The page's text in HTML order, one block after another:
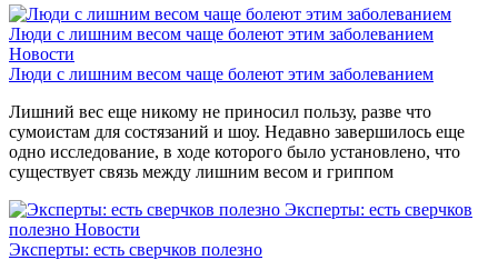
Люди с лишним весом чаще болеют этим заболеванием
Новости
Люди с лишним весом чаще болеют этим заболеванием
Лишний вес еще никому не приносил пользу, разве что
сумоистам для состязаний и шоу. Недавно завершилось еще
одно исследование, в ходе которого было установлено, что
существует связь между лишним весом и гриппом
Эксперты: есть сверчков
полезно Новости
Эксперты: есть сверчков полезно